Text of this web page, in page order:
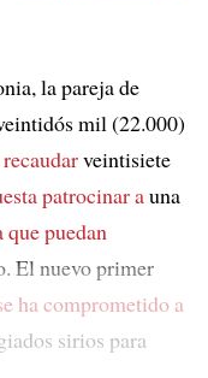
la pareja de
mil (22.000)
veintisiete
patrocinar auna
que puedan
El nuevo primer
ha comprometido a
sirios para